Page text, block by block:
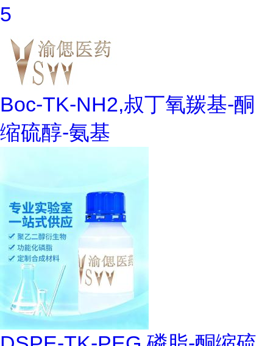
5
Boc-TK-NH2,叔丁氧羰基-酮
缩硫醇-氨基